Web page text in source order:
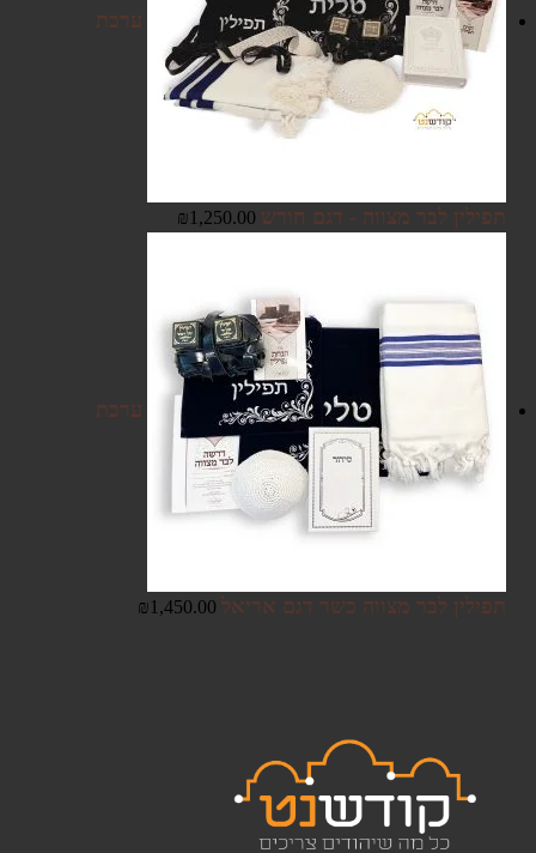
ערכת
תפילין לבר מצווה - דגם חורש ₪1,250.00
ערכת
תפילין לבר מצווה כשר דגם אריאל ₪1,450.00